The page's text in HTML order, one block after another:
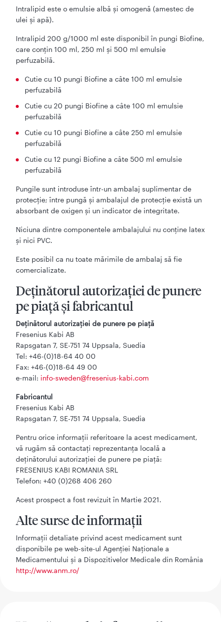
Intralipid este o emulsie albă şi omogenă (amestec de
ulei şi apă).
Intralipid 200 g/1000 ml este disponibil în pungi Biofine,
care conţin 100 ml, 250 ml şi 500 ml emulsie
perfuzabilă.
Cutie cu 10 pungi Biofine a câte 100 ml emulsie
perfuzabilă
Cutie cu 20 pungi Biofine a câte 100 ml emulsie
perfuzabilă
Cutie cu 10 pungi Biofine a câte 250 ml emulsie
perfuzabilă
Cutie cu 12 pungi Biofine a câte 500 ml emulsie
perfuzabilă
Pungile sunt introduse într-un ambalaj suplimentar de
protecţie; între pungă şi ambalajul de protecţie există un
absorbant de oxigen şi un indicator de integritate.
Niciuna dintre componentele ambalajului nu conţine latex
şi nici PVC.
Este posibil ca nu toate mărimile de ambalaj să fie
comercializate.
Deţinătorul autorizaţiei de punere
pe piaţă şi fabricantul
Deţinătorul autorizaţiei de punere pe piaţă
Fresenius Kabi AB
Rapsgatan 7, SE-751 74 Uppsala, Suedia
Tel: +46-(0)18-64 40 00
Fax: +46-(0)18-64 49 00
e-mail: info-sweden@fresenius-kabi.com
Fabricantul
Fresenius Kabi AB
Rapsgatan 7, SE-751 74 Uppsala, Suedia
Pentru orice informaţii referitoare la acest medicament,
vă rugăm să contactaţi reprezentanţa locală a
deţinătorului autorizaţiei de punere pe piaţă:
FRESENIUS KABI ROMANIA SRL
Telefon: +40 (0)268 406 260
Acest prospect a fost revizuit în Martie 2021.
Alte surse de informaţii
Informaţii detaliate privind acest medicament sunt
disponibile pe web-site-ul Agenţiei Naţionale a
Medicamentului şi a Dispozitivelor Medicale din România
http://www.anm.ro/